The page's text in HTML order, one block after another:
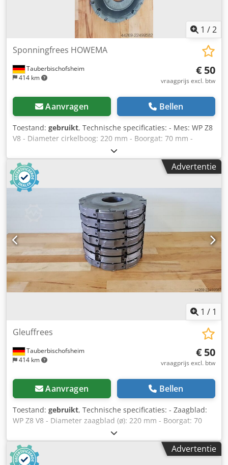
1 /2
Tauberbischofsheim
414 km
Sponningfrees HOWEMA
€ 50
vraagprijs excl. btw
Aanvragen Bellen
Toestand: gebruikt, Technische specificaties: - Mes: WP Z8
V8 - Diameter cirkelboog: 220 mm - Boorgat: 70 mm -
Lengte: 10 mm - Materiaal: staal - Beschikbaar: 16
Dcsdjzryi Topfx Aqusk
Advertentie
1 / 1
Tauberbischofsheim
414 km
Gleuffrees
€ 50
vraagprijs excl. btw
Aanvragen Bellen
Toestand: gebruikt, Technische specificaties: - Zaagblad:
WP Z8 V8 - Diameter zaagblad (ø): 220 mm - Boorgat: 70
mm Dsdpszrykdsfx Aqueck - Lengte: 30 mm - Materiaal:
staal - Beschikbaar: 5
Advertentie